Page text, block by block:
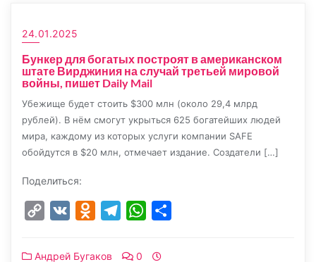
24.01.2025
Бункер для богатых построят в американском
штате Вирджиния на случай третьей мировой
войны, пишет Daily Mail
Убежище будет стоить $300 млн (около 29,4 млрд
рублей). В нём смогут укрыться 625 богатейших людей
мира, каждому из которых услуги компании SAFE
обойдутся в $20 млн, отмечает издание. Создатели […]
Поделиться:
Copy
VK Odnoklassniki
TelegramWhatsApp
Андрей Бугаков 0